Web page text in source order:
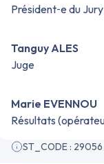
Président‑e du Jury
Tanguy ALES
Juge
Marie EVENNOU
Résultats
ST_CODE :